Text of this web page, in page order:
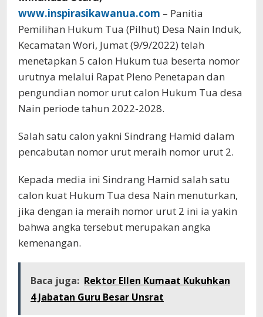
www.inspirasikawanua.com – Panitia
Pemilihan Hukum Tua (Pilhut) Desa Nain Induk,
Kecamatan Wori, Jumat (9/9/2022) telah
menetapkan 5 calon Hukum tua beserta nomor
urutnya melalui Rapat Pleno Penetapan dan
pengundian nomor urut calon Hukum Tua desa
Nain periode tahun 2022-2028.
Salah satu calon yakni Sindrang Hamid dalam
pencabutan nomor urut meraih nomor urut 2.
Kepada media ini Sindrang Hamid salah satu
calon kuat Hukum Tua desa Nain menuturkan,
jika dengan ia meraih nomor urut 2 ini ia yakin
bahwa angka tersebut merupakan angka
kemenangan.
Baca juga: Rektor Ellen Kumaat Kukuhkan
4 Jabatan Guru Besar Unsrat